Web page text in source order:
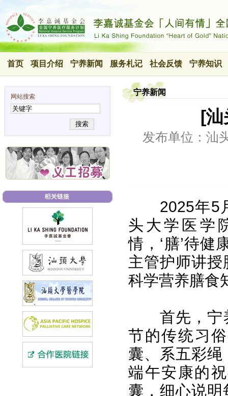
首页 项目介绍 宁养新闻 服务札记 社会反馈 宁养知识
网站搜索
搜索
宁养新闻
[汕
发布单位：汕
2025年5
头大学医学
情，‘膳’待健
主管护师讲
科学营养膳食
首先，宁
节的传统习
囊、系五彩
端午安康的
囊，细心说